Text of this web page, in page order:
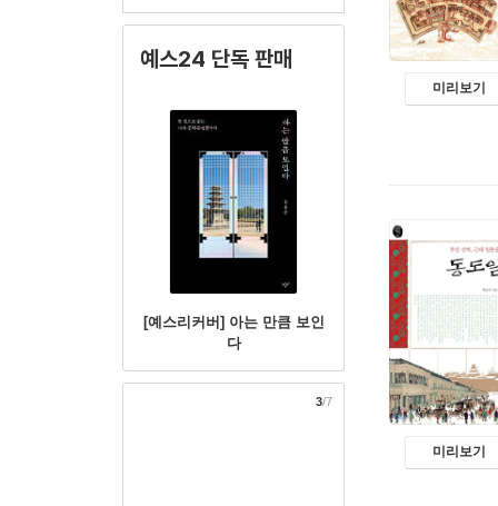
예스24 단독 판매
[예스리커버] 아는 만큼 보인
다
3/7
미리보기
미리보기